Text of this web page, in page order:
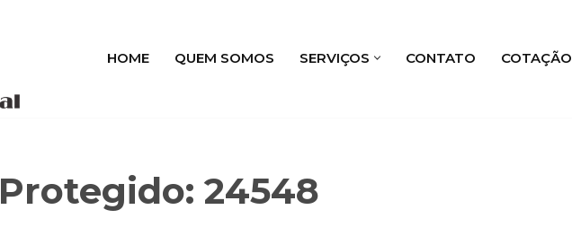
HOME QUEM SOMOS SERVIÇOS CONTATO COTAÇÃO
Protegido: 24548